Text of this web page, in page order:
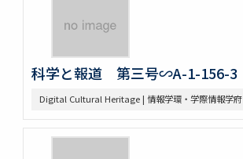
科学と報道 第三号∽A-1-156-3
Digital Cultural Heritage | 情報学環・学際情報学府